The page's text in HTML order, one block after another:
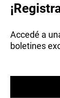
Accedé a
boletines